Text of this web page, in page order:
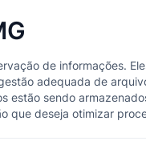
de informações.
adequada de
estão sendo
deseja otimizar